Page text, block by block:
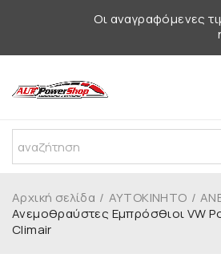
Οι αναγραφόμενες
Αρχική σελίδα / ΑΥΤΟΚΙΝΗΤΟ /
Ανεμοθραύστες Εμπρόσθιοι VW
Climair